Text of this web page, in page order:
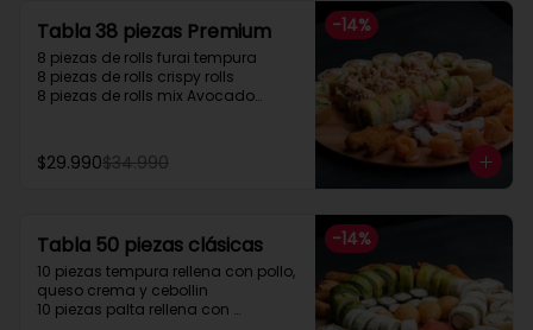
el envío de forma gratuita.”
-14%
Tabla 38 piezas Premium
8 piezas de rolls furai tempura
8 piezas de rolls crispy rolls
8 piezas de rolls mix Avocado
4 camarón apanados
$29.990$34.990
-14%
Tabla 50 piezas clásicas
10 piezas tempura rellena con pollo,
queso crema y cebollin
10 piezas palta rellena con